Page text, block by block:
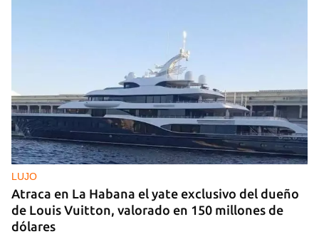
LUJO
Atraca en La Habana el yate exclusivo del dueño
de Louis Vuitton, valorado en 150 millones de
dólares